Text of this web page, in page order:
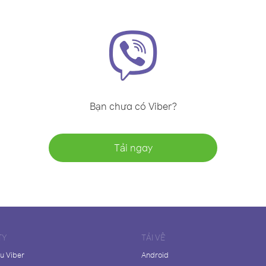
Bạn chưa có Viber?
Tải ngay
Viber
TẢI VỀ
Android